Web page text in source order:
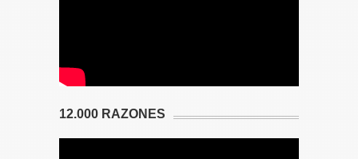
12.000 RAZONES